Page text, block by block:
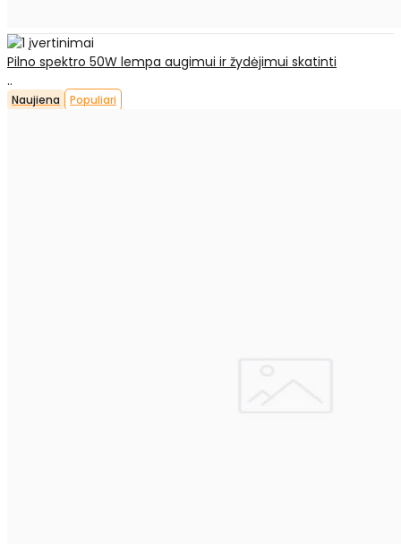
Pilno spektro 50W lempa augimui ir žydėjimui skatinti
..
Naujiena Populiari